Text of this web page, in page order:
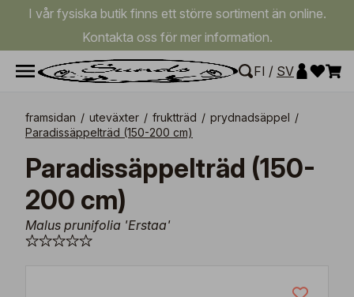
I vår fysiska butik finns ett större sortiment än online.
Kontakta oss för mer information.
FI / SV
framsidan / uteväxter / fruktträd / prydnadsäppel /
Paradissäppelträd (150-200 cm)
Paradissäppelträd (150-
200 cm)
Malus prunifolia 'Erstaa'